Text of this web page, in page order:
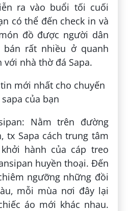
ra vào buổi tối cuối
có thể đến check in và
đồ được người dân
rất nhiều ở quanh
nhà thờ đá Sapa.
Nằm trên đường
tx Sapa cách trung tâm
hành của cáp treo
huyền thoại. Đến
ngưỡng những đồi
mỗi mùa nơi đây lại
áo mới khác nhau.